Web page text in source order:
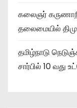
கலைஞர்
தலைமையில்
தமிழ்நாடு
சார்பில் 10 வது